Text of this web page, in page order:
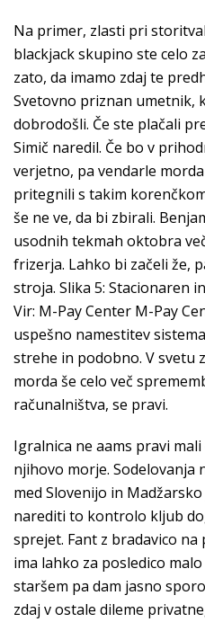
Na primer, zlasti pri
blackjack skupino ste celo
zato, da imamo zdaj te
Svetovno priznan umetnik,
dobrodošli. Če ste plačali
Simič naredil. Če bo v
verjetno, pa vendarle
pritegnili s takim
še ne ve, da bi zbirali.
usodnih tekmah oktobra
frizerja. Lahko bi začeli že,
stroja. Slika 5: Stacionaren
Vir: M-Pay Center M-Pay
uspešno namestitev
strehe in podobno. V svetu
morda še celo več
računalništva, se pravi.
Igralnica ne aams pravi
njihovo morje.
med Slovenijo in
narediti to kontrolo kljub
sprejet. Fant z bradavico
ima lahko za posledico
staršem pa dam jasno
zdaj v ostale dileme